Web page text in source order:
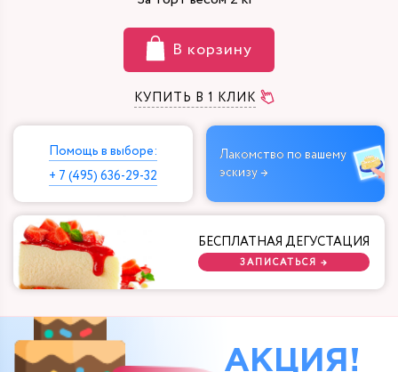
В корзину
КУПИТЬ В 1 КЛИК
Помощь в выборе:
+ 7 (495) 636-29-32
Лакомство по вашему
эскизу →
БЕСПЛАТНАЯ ДЕГУСТАЦИЯ
ЗАПИСАТЬСЯ →
АКЦИЯ!